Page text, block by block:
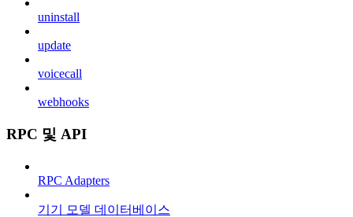
uninstall
update
voicecall
webhooks
RPC 및 API
RPC Adapters
기기 모델 데이터베이스